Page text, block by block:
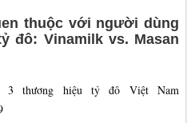
thuộc với người dùng
đô: Vinamilk vs. Masan